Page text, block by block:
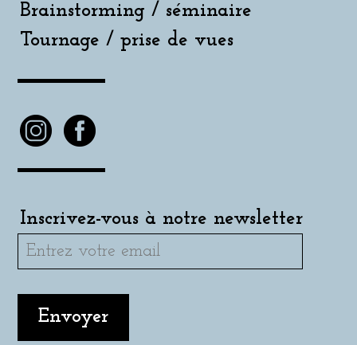
Brainstorming / séminaire
Tournage / prise de vues
Inscrivez-vous à notre newsletter